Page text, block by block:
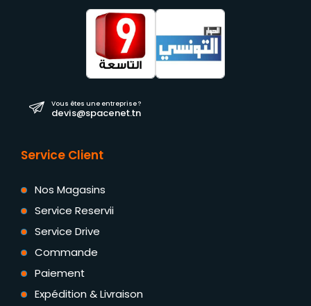
Vous êtes une entreprise ?
devis@spacenet.tn
Service Client
Nos Magasins
Service Reservii
Service Drive
Commande
Paiement
Expédition & Livraison